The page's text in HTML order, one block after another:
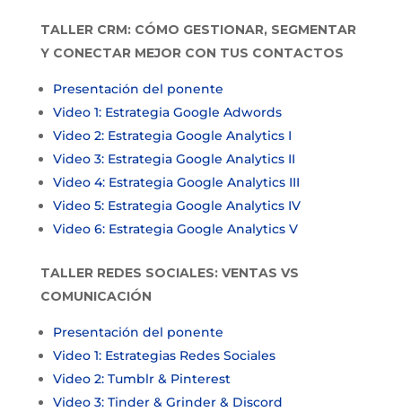
TALLER CRM: CÓMO GESTIONAR, SEGMENTAR
Y CONECTAR MEJOR CON TUS CONTACTOS
Presentación del ponente
Video 1: Estrategia Google Adwords
Video 2: Estrategia Google Analytics I
Video 3: Estrategia Google Analytics II
Video 4: Estrategia Google Analytics III
Video 5: Estrategia Google Analytics IV
Video 6: Estrategia Google Analytics V
TALLER REDES SOCIALES: VENTAS VS
COMUNICACIÓN
Presentación del ponente
Video 1: Estrategias Redes Sociales
Video 2: Tumblr & Pinterest
Video 3: Tinder & Grinder & Discord